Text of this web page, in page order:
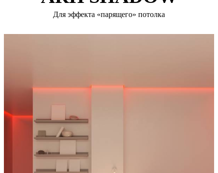
Для эффекта «парящего» потолка